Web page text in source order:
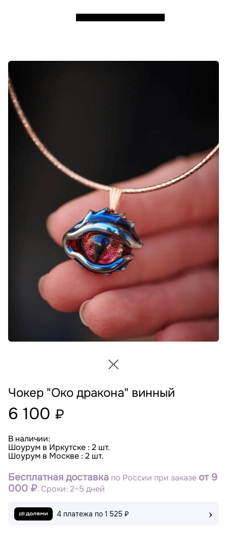
Чокер "Око дракона" винный
6 100 ₽
В наличии:
Шоурум в Иркутске : 2 шт.
Шоурум в Москве : 2 шт.
Бесплатная доставка по России при заказе от 9
000 ₽. Сроки: 2–5 дней
4 платежа по 1 525 ₽ ›